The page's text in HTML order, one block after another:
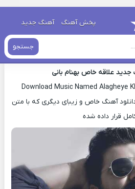
پخش آهنگ آهنگ جدید
جستجو خاص جدید
جدید علاقه خاص بهنام بانی
Download Music Named Alagheye
آهنگ خاص و زیبای دیگری که با متن
قرار داده شده